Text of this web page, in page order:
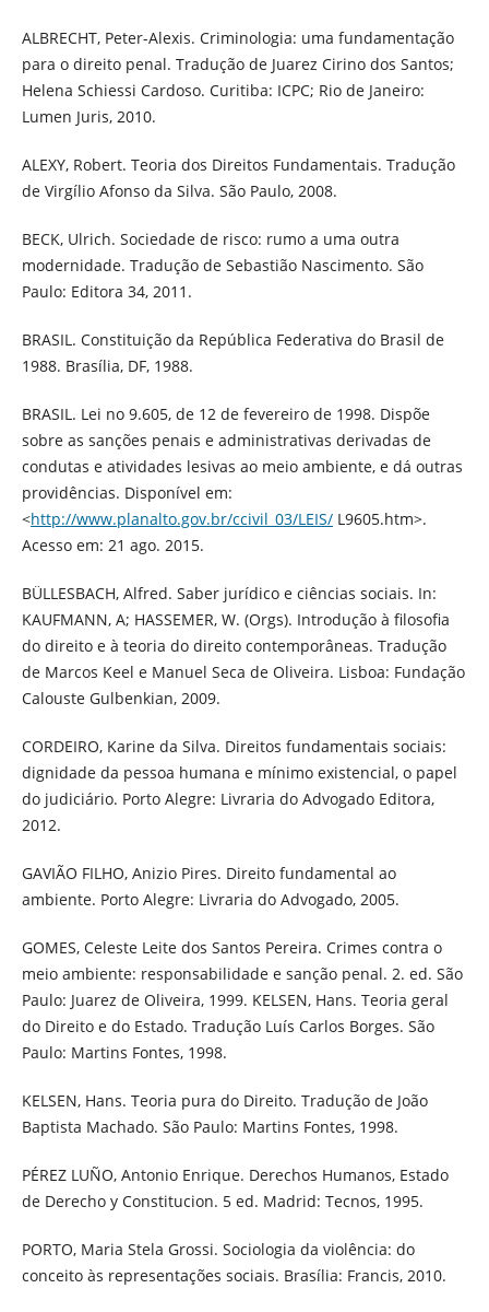
ALBRECHT, Peter-Alexis. Criminologia: uma fundamentação
para o direito penal. Tradução de Juarez Cirino dos Santos;
Helena Schiessi Cardoso. Curitiba: ICPC; Rio de Janeiro:
Lumen Juris, 2010.
ALEXY, Robert. Teoria dos Direitos Fundamentais. Tradução
de Virgílio Afonso da Silva. São Paulo, 2008.
BECK, Ulrich. Sociedade de risco: rumo a uma outra
modernidade. Tradução de Sebastião Nascimento. São
Paulo: Editora 34, 2011.
BRASIL. Constituição da República Federativa do Brasil de
1988. Brasília, DF, 1988.
BRASIL. Lei no 9.605, de 12 de fevereiro de 1998. Dispõe
sobre as sanções penais e administrativas derivadas de
condutas e atividades lesivas ao meio ambiente, e dá outras
providências. Disponível em:
<http://www.planalto.gov.br/ccivil_03/LEIS/L9605.htm>.
Acesso em: 21 ago. 2015.
BÜLLESBACH, Alfred. Saber jurídico e ciências sociais. In:
KAUFMANN, A; HASSEMER, W. (Orgs). Introdução à filosofia
do direito e à teoria do direito contemporâneas. Tradução
de Marcos Keel e Manuel Seca de Oliveira. Lisboa: Fundação
Calouste Gulbenkian, 2009.
CORDEIRO, Karine da Silva. Direitos fundamentais sociais:
dignidade da pessoa humana e mínimo existencial, o papel
do judiciário. Porto Alegre: Livraria do Advogado Editora,
2012.
GAVIÃO FILHO, Anizio Pires. Direito fundamental ao
ambiente. Porto Alegre: Livraria do Advogado, 2005.
GOMES, Celeste Leite dos Santos Pereira. Crimes contra o
meio ambiente: responsabilidade e sanção penal. 2. ed. São
Paulo: Juarez de Oliveira, 1999. KELSEN, Hans. Teoria geral
do Direito e do Estado. Tradução Luís Carlos Borges. São
Paulo: Martins Fontes, 1998.
KELSEN, Hans. Teoria pura do Direito. Tradução de João
Baptista Machado. São Paulo: Martins Fontes, 1998.
PÉREZ LUÑO, Antonio Enrique. Derechos Humanos, Estado
de Derecho y Constitucion. 5 ed. Madrid: Tecnos, 1995.
PORTO, Maria Stela Grossi. Sociologia da violência: do
conceito às representações sociais. Brasília: Francis, 2010.